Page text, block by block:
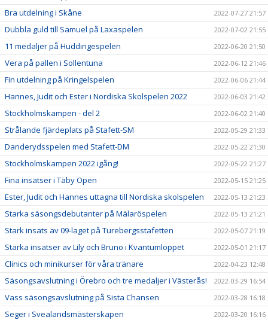
Bra utdelning i Skåne 2022-07-27 21:57
Dubbla guld till Samuel på Laxaspelen 2022-07-02 21:55
11 medaljer på Huddingespelen 2022-06-20 21:50
Vera på pallen i Sollentuna 2022-06-12 21:46
Fin utdelning på Kringelspelen 2022-06-06 21:44
Hannes, Judit och Ester i Nordiska Skolspelen 2022 2022-06-03 21:42
Stockholmskampen - del 2 2022-06-02 21:40
Strålande fjärdeplats på Stafett-SM 2022-05-29 21:33
Danderydsspelen med Stafett-DM 2022-05-22 21:30
Stockholmskampen 2022 igång! 2022-05-22 21:27
Fina insatser i Täby Open 2022-05-15 21:25
Ester, Judit och Hannes uttagna till Nordiska skolspelen 2022-05-13 21:23
Starka säsongsdebutanter på Mälaröspelen 2022-05-13 21:21
Stark insats av 09-laget på Turebergsstafetten 2022-05-07 21:19
Starka insatser av Lily och Bruno i Kvantumloppet 2022-05-01 21:17
Clinics och minikurser för våra tränare 2022-04-23 12:48
Säsongsavslutning i Örebro och tre medaljer i Västerås! 2022-03-29 16:54
Vass säsongsavslutning på Sista Chansen 2022-03-28 16:18
Seger i Svealandsmästerskapen 2022-03-20 16:16